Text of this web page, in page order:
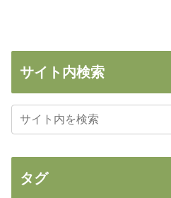
サイト内検索
タグ